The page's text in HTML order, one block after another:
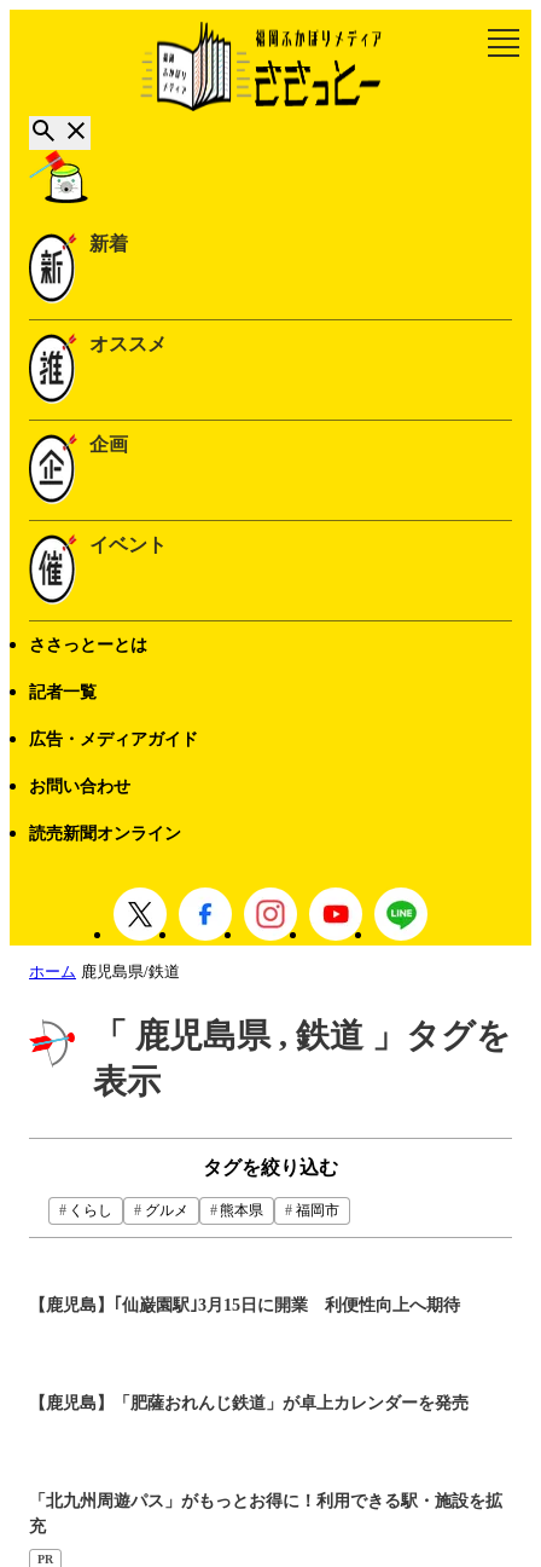
新着
オススメ
企画
イベント
ささっとーとは
記者一覧
広告・メディアガイド
お問い合わせ
読売新聞オンライン
ホーム 鹿児島県/鉄道
「 鹿児島県 , 鉄道 」タグを
表示
タグを絞り込む
くらし グルメ 熊本県 福岡市
【鹿児島】｢仙巌園駅｣3月15日に開業 利便性向上へ期待
【鹿児島】「肥薩おれんじ鉄道」が卓上カレンダーを発売
「北九州周遊パス」がもっとお得に！利用できる駅・施設を拡
充
PR